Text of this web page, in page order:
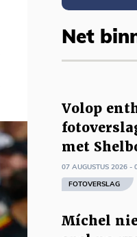
Net
Volop
met
07 AUGUSTUS 2026 -
FOTOVERSLAG
Míchel